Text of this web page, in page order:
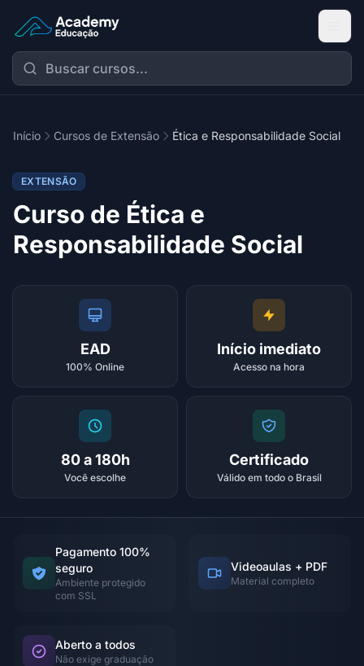
Academy Extensão
Início Cursos de Extensão Ética e Responsabilidade Social
EXTENSÃO
Curso de Ética e
Responsabilidade Social
EAD
100% Online
Início imediato
Acesso na hora
80 a 180h
Você escolhe
Certificado
Válido em todo o Brasil
Pagamento 100%
seguro
Ambiente protegido
com SSL
Videoaulas + PDF
Material completo
Aberto a todos
Não exige graduação